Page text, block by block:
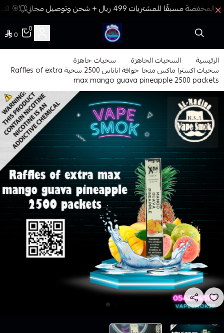
🎯
فيب المدينة
0
0
الرئيسية السحبات الجاهزة سحبات جاهزة
سحبات اكسترا ماكس منجا جوافة اناناس 2500 سحبة Raffles of extra
max mango guava pineapple 2500 packets